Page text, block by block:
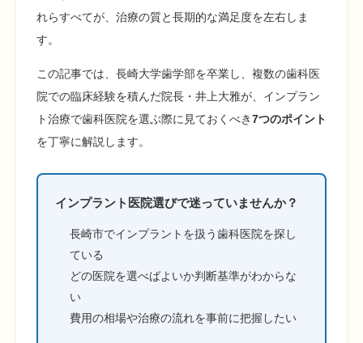
れらすべてが、治療の質と長期的な満足度を左右しま
す。
この記事では、長崎大学歯学部を卒業し、複数の歯科医
院での臨床経験を積んだ院長・井上大雅が、インプラン
ト治療で歯科医院を選ぶ際に見ておくべき7つのポイント
を丁寧に解説します。
インプラント医院選びで迷っていませんか？
長崎市でインプラントを扱う歯科医院を探し
ている
どの医院を選べばよいか判断基準がわからな
い
費用の相場や治療の流れを事前に把握したい